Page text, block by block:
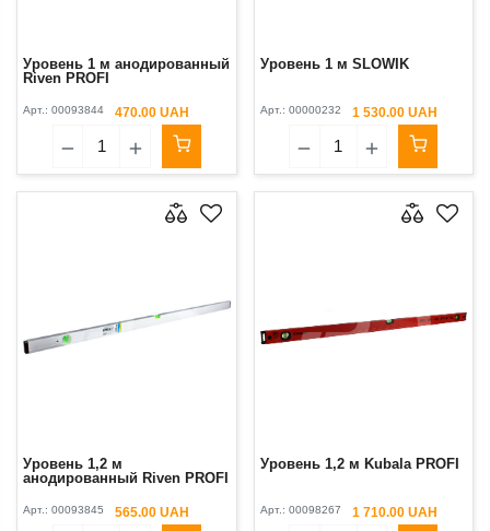
Уровень 1 м анодированный
Riven PROFI
Арт.: 00093844 470.00 UAH
Уровень 1 м SLOWIK
Арт.: 00000232 1 530.00 UAH
Уровень 1,2 м
анодированный Riven PROFI
Арт.: 00093845 565.00 UAH
Уровень 1,2 м Kubala PROFI
Арт.: 00098267 1 710.00 UAH